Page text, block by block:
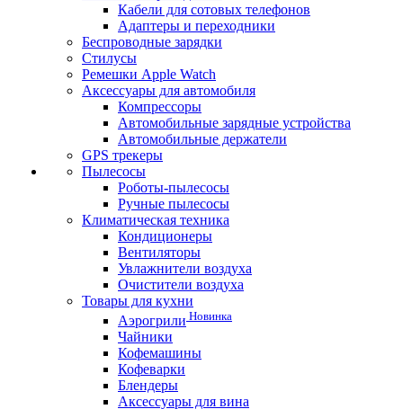
Кабели для сотовых телефонов
Адаптеры и переходники
Беспроводные зарядки
Стилусы
Ремешки Apple Watch
Аксессуары для автомобиля
Компрессоры
Автомобильные зарядные устройства
Автомобильные держатели
GPS трекеры
Пылесосы
Роботы-пылесосы
Ручные пылесосы
Климатическая техника
Кондиционеры
Вентиляторы
Увлажнители воздуха
Очистители воздуха
Товары для кухни
Аэрогрили Новинка
Чайники
Кофемашины
Кофеварки
Блендеры
Аксессуары для вина